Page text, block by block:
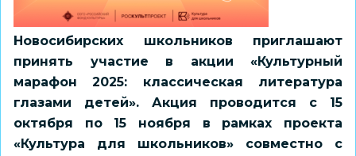
Новосибирских школьников приглашают
принять участие в акции «Культурный
марафон 2025: классическая литература
глазами детей». Акция проводится с 15
октября по 15 ноября в рамках проекта
«Культура для школьников» совместно с